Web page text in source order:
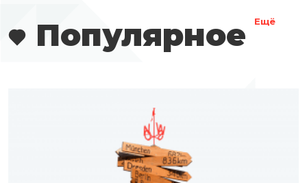
Популярное Ещё